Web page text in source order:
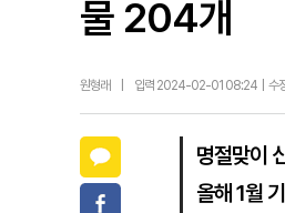
물 204개
원형래 입력 2024-02-01 08:24 | 수
명절맞이
올해 1월